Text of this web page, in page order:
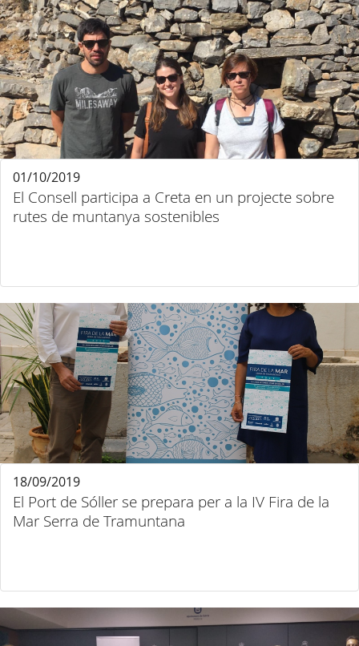
El Consell participa a Creta en un projecte sobre
rutes de muntanya sostenibles
01/10/2019
El Port de Sóller se prepara per a la IV Fira de la
Mar Serra de Tramuntana
18/09/2019